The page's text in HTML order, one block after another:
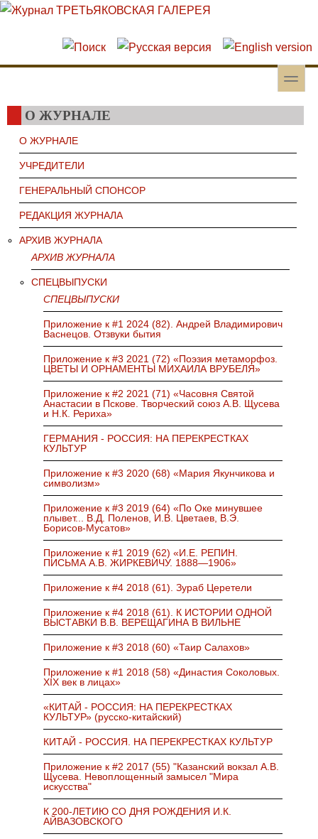
Перейти к основному содержанию
Skip to search
toggle
О ЖУРНАЛЕ
О ЖУРНАЛЕ
УЧРЕДИТЕЛИ
ГЕНЕРАЛЬНЫЙ СПОНСОР
РЕДАКЦИЯ ЖУРНАЛА
АРХИВ ЖУРНАЛА
АРХИВ ЖУРНАЛА
СПЕЦВЫПУСКИ
СПЕЦВЫПУСКИ
Приложение к #1 2024 (82). Андрей Владимирович
Васнецов. Отзвуки бытия
Приложение к #3 2021 (72) «Поэзия метаморфоз.
ЦВЕТЫ И ОРНАМЕНТЫ МИХАИЛА ВРУБЕЛЯ»
Приложение к #2 2021 (71) «Часовня Святой
Анастасии в Пскове. Творческий союз А.В. Щусева
и Н.К. Рериха»
ГЕРМАНИЯ - РОССИЯ: НА ПЕРЕКРЕСТКАХ
КУЛЬТУР
Приложение к #3 2020 (68) «Мария Якунчикова и
символизм»
Приложение к #3 2019 (64) «По Оке минувшее
плывет... В.Д. Поленов, И.В. Цветаев, В.Э.
Борисов-Мусатов»
Приложение к #1 2019 (62) «И.Е. РЕПИН.
ПИСЬМА А.В. ЖИРКЕВИЧУ. 1888—1906»
Приложение к #4 2018 (61). Зураб Церетели
Приложение к #4 2018 (61). К ИСТОРИИ ОДНОЙ
ВЫСТАВКИ В.В. ВЕРЕЩАГИНА В ВИЛЬНЕ
Приложение к #3 2018 (60) «Таир Салахов»
Приложение к #1 2018 (58) «Династия Соколовых.
XIX век в лицах»
«КИТАЙ - РОССИЯ: НА ПЕРЕКРЕСТКАХ
КУЛЬТУР» (русско-китайский)
КИТАЙ - РОССИЯ. НА ПЕРЕКРЕСТКАХ КУЛЬТУР
Приложение к #2 2017 (55) "Казанский вокзал А.В.
Щусева. Невоплощенный замысел "Мира
искусства"
К 200-ЛЕТИЮ СО ДНЯ РОЖДЕНИЯ И.К.
АЙВАЗОВСКОГО